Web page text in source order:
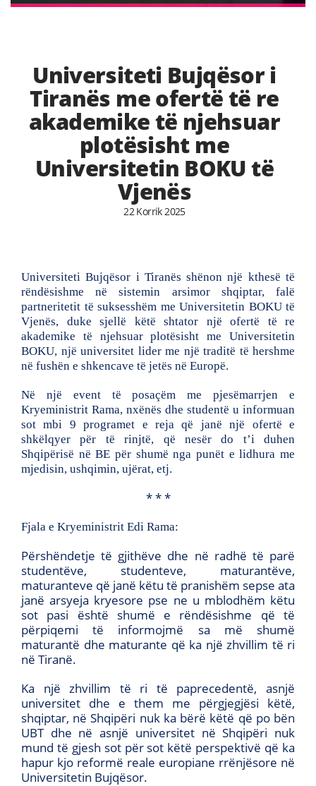
Universiteti Bujqësor i
Tiranës me ofertë të re
akademike të njehsuar
plotësisht me
Universitetin BOKU të
Vjenës
22 Korrik 2025
Universiteti Bujqësor i Tiranës shënon një kthesë të
rëndësishme në sistemin arsimor shqiptar, falë
partneritetit të suksesshëm me Universitetin BOKU të
Vjenës, duke sjellë këtë shtator një ofertë të re
akademike të njehsuar plotësisht me Universitetin
BOKU, një universitet lider me një traditë të hershme
në fushën e shkencave të jetës në Europë.
Në një event të posaçëm me pjesëmarrjen e
Kryeministrit Rama, nxënës dhe studentë u informuan
sot mbi 9 programet e reja që janë një ofertë e
shkëlqyer për të rinjtë, që nesër do t’i duhen
Shqipërisë në BE për shumë nga punët e lidhura me
mjedisin, ushqimin, ujërat, etj.
* * *
Fjala e Kryeministrit Edi Rama:
Përshëndetje të gjithëve dhe në radhë të parë
studentëve, studenteve, maturantëve,
maturanteve që janë këtu të pranishëm sepse ata
janë arsyeja kryesore pse ne u mblodhëm këtu
sot pasi është shumë e rëndësishme që të
përpiqemi të informojmë sa më shumë
maturantë dhe maturante që ka një zhvillim të ri
në Tiranë.
Ka një zhvillim të ri të paprecedentë, asnjë
universitet dhe e them me përgjegjësi këtë,
shqiptar, në Shqipëri nuk ka bërë këtë që po bën
UBT dhe në asnjë universitet në Shqipëri nuk
mund të gjesh sot për sot këtë perspektivë që ka
hapur kjo reformë reale europiane rrënjësore në
Universitetin Bujqësor.